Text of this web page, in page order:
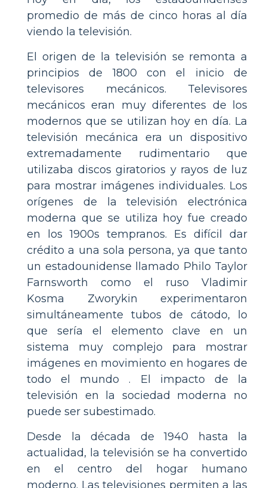
promedio de más de cinco horas al día
viendo la televisión.
El origen de la televisión se remonta a
principios de 1800 con el inicio de
televisores mecánicos. Televisores
mecánicos eran muy diferentes de los
modernos que se utilizan hoy en día. La
televisión mecánica era un dispositivo
extremadamente rudimentario que
utilizaba discos giratorios y rayos de luz
para mostrar imágenes individuales. Los
orígenes de la televisión electrónica
moderna que se utiliza hoy fue creado
en los 1900s tempranos. Es difícil dar
crédito a una sola persona, ya que tanto
un estadounidense llamado Philo Taylor
Farnsworth como el ruso Vladimir
Kosma Zworykin experimentaron
simultáneamente tubos de cátodo, lo
que sería el elemento clave en un
sistema muy complejo para mostrar
imágenes en movimiento en hogares de
todo el mundo . El impacto de la
televisión en la sociedad moderna no
puede ser subestimado.
Desde la década de 1940 hasta la
actualidad, la televisión se ha convertido
en el centro del hogar humano
moderno. Las televisiones permiten a las